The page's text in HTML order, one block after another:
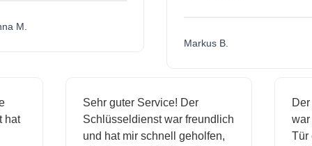
M.
Markus B.
hat
Sehr guter Service! Der
Schlüsseldienst war freundlich
und hat mir schnell geholfen,